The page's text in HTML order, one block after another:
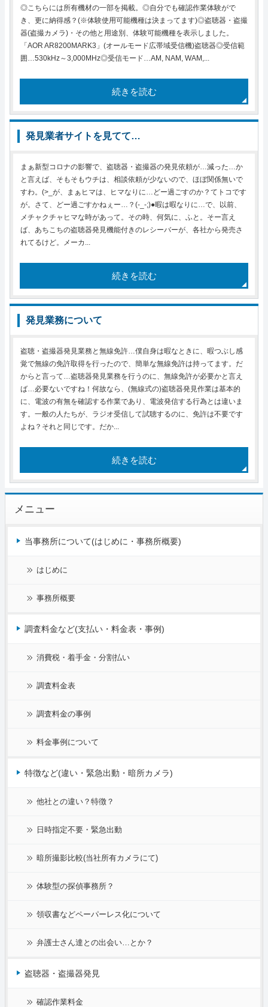
◎こちらには所有機材の一部を掲載。◎自分でも確認作業体験がで
き、更に納得感？(※体験使用可能機種は決まってます)◎盗聴器・盗撮
器(盗撮カメラ)・その他と用途別、体験可能機種を表示しました。
「AOR AR8200MARK3」(オールモード広帯域受信機)盗聴器◎受信範
囲…530kHz～3,000MHz◎受信モード…AM, NAM, WAM,...
続きを読む
発見業者サイトを見てて…
まぁ新型コロナの影響で、盗聴器・盗撮器の発見依頼が…減った…か
と言えば、そもそもウチは、相談依頼が少ないので、ほぼ関係無いで
すわ。(>_が、まぁヒマは、ヒマなりに…どー過ごすのか？てトコです
が。さて、どー過ごすかねぇー…？(-_-;)●暇は暇なりに…で、以前、
メチャクチャヒマな時があって。その時、何気に、ふと。そー言え
ば、あちこちの盗聴器発見機能付きのレシーバーが、各社から発売さ
れてるけど。メーカ...
続きを読む
発見業務について
盗聴・盗撮器発見業務と無線免許…僕自身は暇なときに、暇つぶし感
覚で無線の免許取得を行ったので、簡単な無線免許は持ってます。だ
からと言って…盗聴器発見業務を行うのに、無線免許が必要かと言え
ば…必要ないですね！何故なら、(無線式の)盗聴器発見作業は基本的
に、電波の有無を確認する作業であり、電波発信する行為とは違いま
す。一般の人たちが、ラジオ受信して試聴するのに、免許は不要です
よね？それと同じです。だか...
続きを読む
メニュー
当事務所について(はじめに・事務所概要)
はじめに
事務所概要
調査料金など(支払い・料金表・事例)
消費税・着手金・分割払い
調査料金表
調査料金の事例
料金事例について
特徴など(違い・緊急出動・暗所カメラ)
他社との違い？特徴？
日時指定不要・緊急出動
暗所撮影比較(当社所有カメラにて)
体験型の探偵事務所？
領収書などペーパーレス化について
弁護士さん達との出会い…とか？
盗聴器・盗撮器発見
確認作業料金